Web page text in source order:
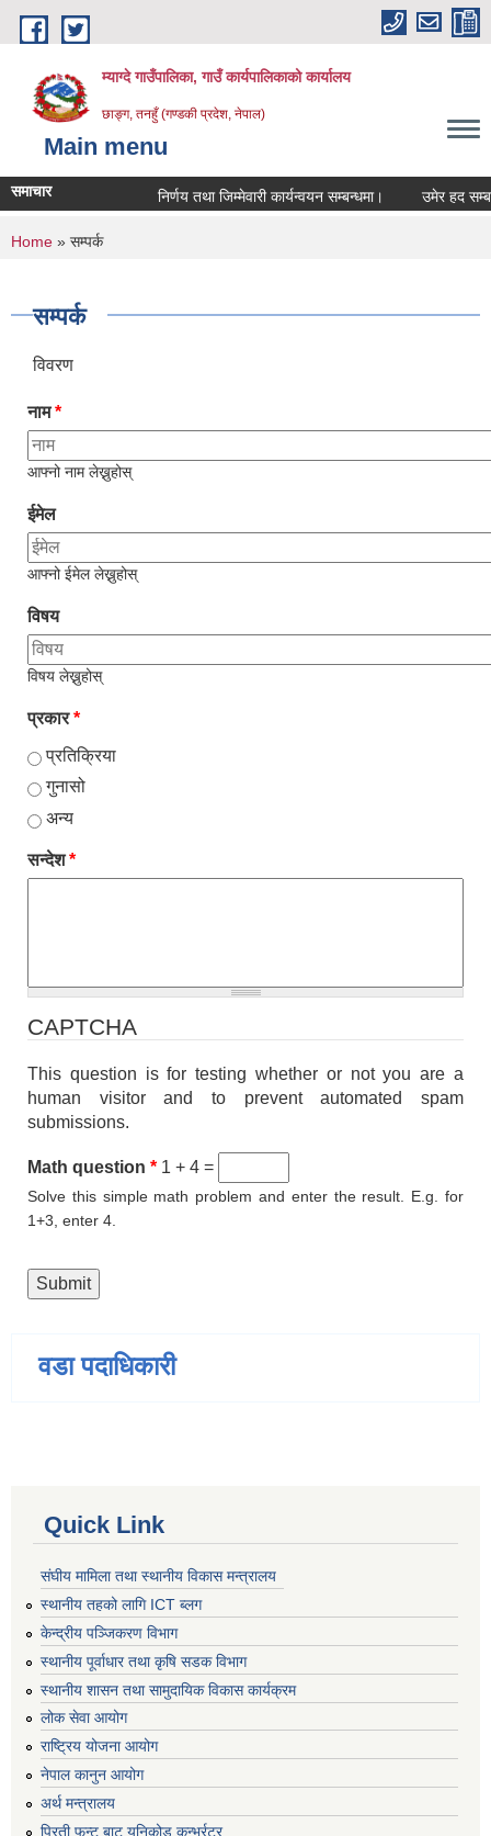
Skip to main content
म्याग्दे गाउँपालिका, गाउँ कार्यपालिकाको कार्यालय
छाङ्ग, तनहुँ (गण्डकी प्रदेश, नेपाल)
Main menu
समाचार निर्णय तथा जिम्मेवारी कार्यन्वयन सम्बन्धमा। उमेर हद
You are here
Home » सम्पर्क
सम्पर्क
विवरण
नाम*
आफ्नो नाम लेख्नुहोस्
ईमेल
आफ्नो ईमेल लेख्नुहोस्
विषय
विषय लेख्नुहोस्
प्रकार*
प्रतिक्रिया
गुनासो
अन्य
सन्देश*
CAPTCHA
This question is for testing whether or not you are a
human visitor and to prevent automated spam
submissions.
Math question * 1 + 4 =
Solve this simple math problem and enter the result. E.g. for
1+3, enter 4.
वडा पदाधिकारी
Quick Link
संघीय मामिला तथा स्थानीय विकास मन्त्रालय
स्थानीय तहको लागि ICT ब्लग
केन्द्रीय पञ्जिकरण विभाग
स्थानीय पूर्वाधार तथा कृषि सडक विभाग
स्थानीय शासन तथा सामुदायिक विकास कार्यक्रम
लोक सेवा आयोग
राष्ट्रिय योजना आयोग
नेपाल कानुन आयोग
अर्थ मन्त्रालय
प्रिती फन्ट बाट युनिकोड कन्भर्रटर